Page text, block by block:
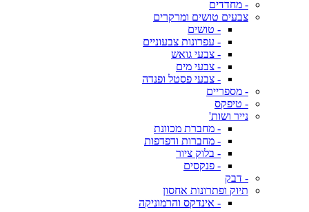
- מחדדים
צבעים טושים ומרקרים
- טושים
- עפרונות צבעוניים
- צבעי גואש
- צבעי מים
- צבעי פסטל ופנדה
- מספריים
- טיפקס
נייר ושות'
- מחברת מכוונת
- מחברות ודפדפות
- בלוק ציור
- פנקסים
- דבק
תיוק ופתרונות אחסון
- אינדקס והרמוניקה